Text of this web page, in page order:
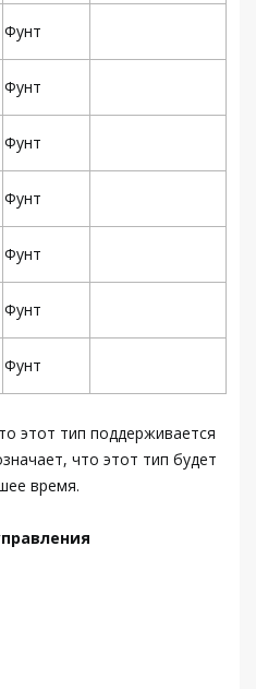
Фунт
Фунт
Фунт
Фунт
Фунт
Фунт
Фунт
этот тип поддерживается
что этот тип будет
время.